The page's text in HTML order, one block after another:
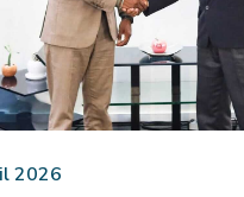
2026